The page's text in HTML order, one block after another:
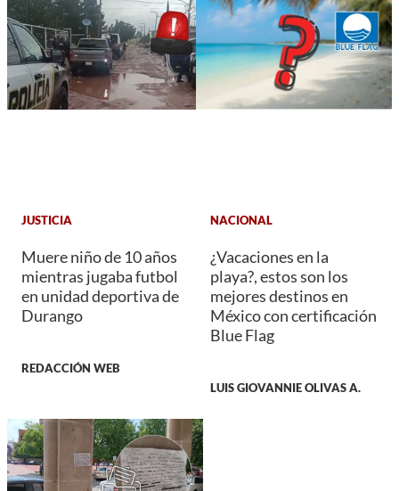
JUSTICIA
Muere niño de 10 años
mientras jugaba futbol
en unidad deportiva de
Durango
REDACCIÓN WEB
NACIONAL
¿Vacaciones en la
playa?, estos son los
mejores destinos en
México con certificación
Blue Flag
LUIS GIOVANNIE OLIVAS A.